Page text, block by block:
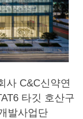
사 C&C신약연
타깃 호산구
발사업단